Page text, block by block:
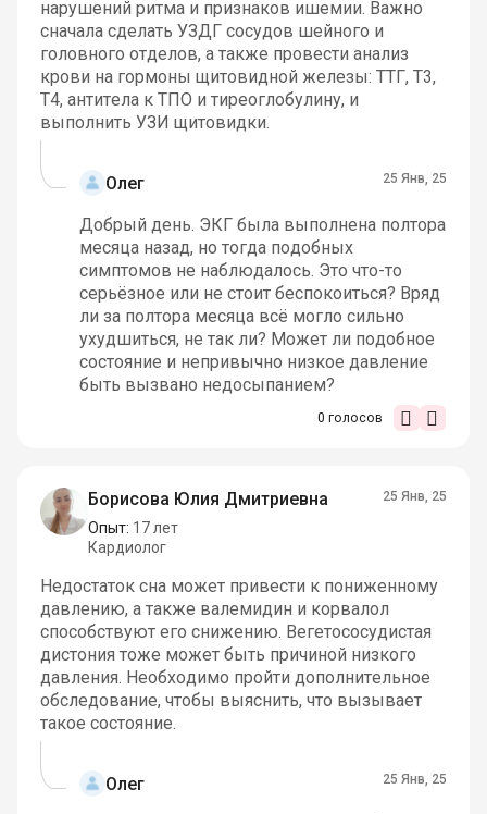
нарушений ритма и признаков ишемии. Важно
сначала сделать УЗДГ сосудов шейного и
головного отделов, а также провести анализ
крови на гормоны щитовидной железы: ТТГ, Т3,
Т4, антитела к ТПО и тиреоглобулину, и
выполнить УЗИ щитовидки.
Олег 25 Янв, 25
Добрый день. ЭКГ была выполнена полтора
месяца назад, но тогда подобных
симптомов не наблюдалось. Это что-то
серьёзное или не стоит беспокоиться? Вряд
ли за полтора месяца всё могло сильно
ухудшиться, не так ли? Может ли подобное
состояние и непривычно низкое давление
быть вызвано недосыпанием?
0 голосов
Борисова Юлия Дмитриевна
Опыт: 17 лет
Кардиолог
25 Янв, 25
Недостаток сна может привести к пониженному
давлению, а также валемидин и корвалол
способствуют его снижению. Вегетососудистая
дистония тоже может быть причиной низкого
давления. Необходимо пройти дополнительное
обследование, чтобы выяснить, что вызывает
такое состояние.
Олег 25 Янв, 25